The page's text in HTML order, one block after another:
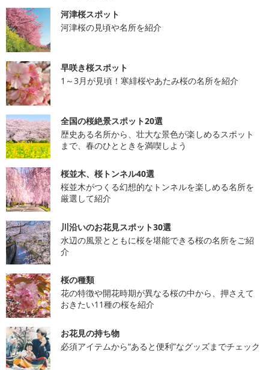
河津桜スポット
河津桜の見頃や名所を紹介
早咲き桜スポット
1～3月が見頃！寒緋桜やあたみ桜の名所を紹介
全国の桜絶景スポット20選
歴史ある名所から、壮大な景色が楽しめるスポット
まで、春のひとときを満喫しよう
桜並木、桜トンネル40選
桜並木がつくる幻想的なトンネルを楽しめる名所を
厳選して紹介
川沿いのお花見スポット30選
水辺の風景とともに桜を堪能できる桜の名所をご紹
介
桜の種類
花の特徴や開花時期が異なる桜の中から、押さえて
おきたい11種の桜を紹介
お花見の持ち物
必須アイテムから“あると便利”なグッズまでチェック